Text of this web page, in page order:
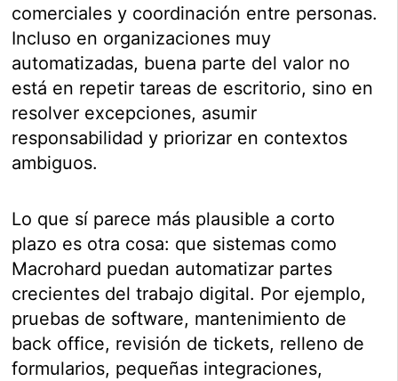
comerciales y coordinación entre personas.
Incluso en organizaciones muy
automatizadas, buena parte del valor no
está en repetir tareas de escritorio, sino en
resolver excepciones, asumir
responsabilidad y priorizar en contextos
ambiguos.
Lo que sí parece más plausible a corto
plazo es otra cosa: que sistemas como
Macrohard puedan automatizar partes
crecientes del trabajo digital. Por ejemplo,
pruebas de software, mantenimiento de
back office, revisión de tickets, relleno de
formularios, pequeñas integraciones,